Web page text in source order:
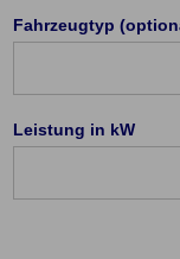
existieren
Fahrzeugtyp
hat eine
Leistung in kW